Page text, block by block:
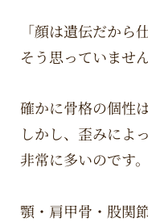
「顔は遺伝だから
そう思っていませ
確かに骨格の個性
しかし、歪みによ
非常に多いのです。
顎・肩甲骨・股関